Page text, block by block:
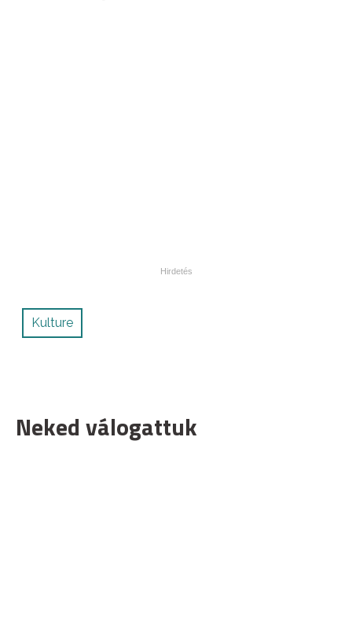
Kulture
Neked válogattuk